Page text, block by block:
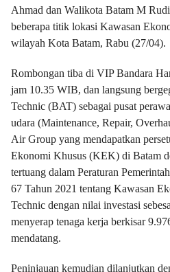
Ahmad dan Walikota Batam M
beberapa titik lokasi Kawasan
wilayah Kota Batam, Rabu (27/04).
Rombongan tiba di VIP Bandara
jam 10.35 WIB, dan langsung
Technic (BAT) sebagai pusat
udara (Maintenance, Repair,
Air Group yang mendapatkan
Ekonomi Khusus (KEK) di Batam
tertuang dalam Peraturan
67 Tahun 2021 tentang Kawasan
Technic dengan nilai investasi
menyerap tenaga kerja berkisar
mendatang.
Peninjauan kemudian dilanjutkan